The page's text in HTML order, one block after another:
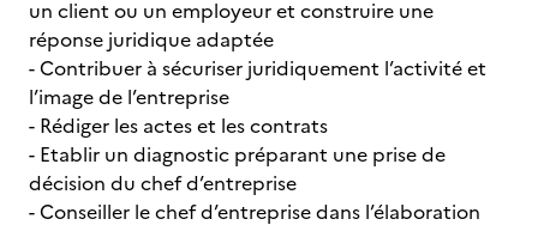
un client ou un employeur et construire une
réponse juridique adaptée
- Contribuer à sécuriser juridiquement l’activité et
l’image de l’entreprise
- Rédiger les actes et les contrats
- Etablir un diagnostic préparant une prise de
décision du chef d’entreprise
- Conseiller le chef d’entreprise dans l’élaboration